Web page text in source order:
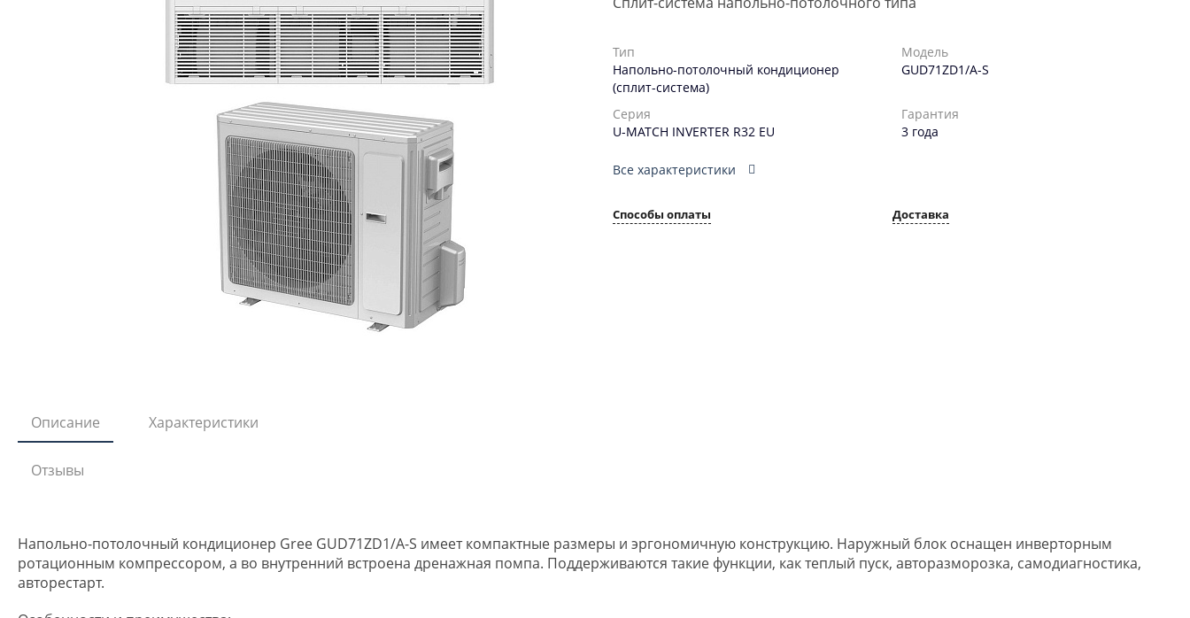
Тип
Напольно-потолочный кондиционер
(сплит-система)
Модель
GUD71ZD1/A-S
Серия
U-MATCH INVERTER R32 EU
Гарантия
3 года
Все характеристики
Способы оплаты Доставка
Описание Характеристики
Отзывы
Напольно-потолочный кондиционер Gree GUD71ZD1/A-S имеет компактные размеры и эргономичную конструкцию. Наружный блок оснащен инверторным
ротационным компрессором, а во внутренний встроена дренажная помпа. Поддерживаются такие функции, как теплый пуск, авторазморозка, самодиагностика,
авторестарт.